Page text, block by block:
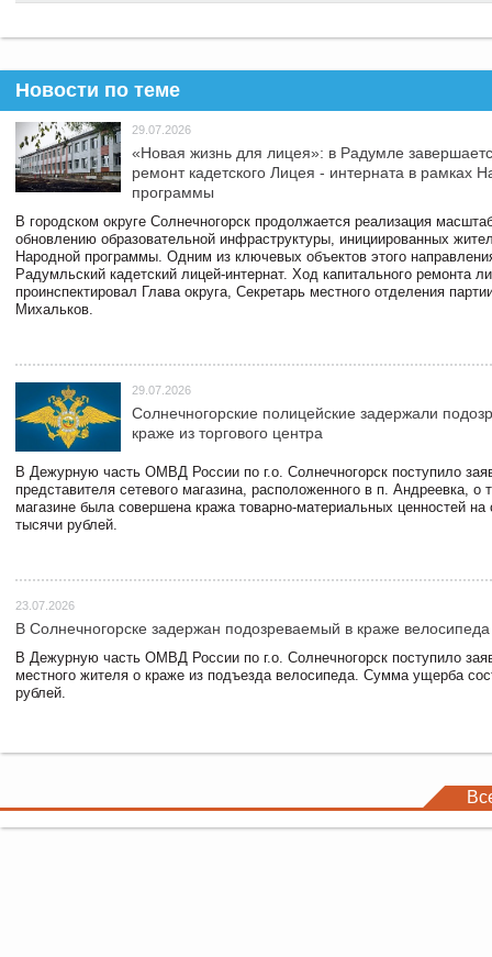
Новости по теме
29.07.2026
«Новая жизнь для лицея»: в Радумле
ремонт кадетского Лицея - интерната в рамках
программы
В городском округе Солнечногорск продолжается реализация
обновлению образовательной инфраструктуры, инициированных
Народной программы. Одним из ключевых объектов этого
Радумльский кадетский лицей-интернат. Ход капитального ремонта
проинспектировал Глава округа, Секретарь местного отделения
Михальков.
29.07.2026
Солнечногорские полицейские задержали
краже из торгового центра
В Дежурную часть ОМВД России по г.о. Солнечногорск поступило
представителя сетевого магазина, расположенного в п. Андреевка, о
магазине была совершена кража товарно-материальных ценностей
тысячи рублей.
23.07.2026
В Солнечногорске задержан подозреваемый в краже велосипеда
В Дежурную часть ОМВД России по г.о. Солнечногорск поступило
местного жителя о краже из подъезда велосипеда. Сумма ущерба
рублей.